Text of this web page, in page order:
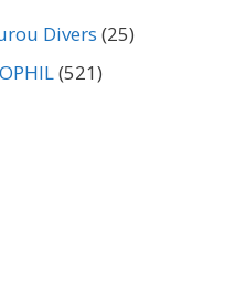
Divers (25)
(521)